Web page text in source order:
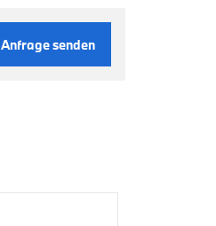
Anfrage senden